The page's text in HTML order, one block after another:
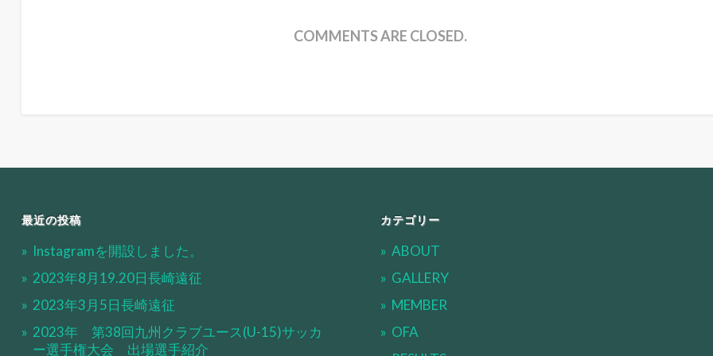
COMMENTS ARE CLOSED.
最近の投稿
Instagramを開設しました。
2023年8月19.20日長崎遠征
2023年3月5日長崎遠征
2023年 第38回九州クラブユース(U-15)サッカ
ー選手権大会 出場選手紹介
カテゴリー
ABOUT
GALLERY
MEMBER
OFA